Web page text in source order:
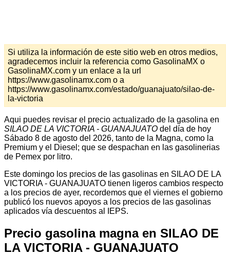
Si utiliza la información de este sitio web en otros medios,
agradecemos incluir la referencia como GasolinaMX o
GasolinaMX.com y un enlace a la url
https://www.gasolinamx.com o a
https://www.gasolinamx.com/estado/guanajuato/silao-de-
la-victoria
Aqui puedes revisar el precio actualizado de la gasolina en
SILAO DE LA VICTORIA - GUANAJUATO del día de hoy
Sábado 8 de agosto del 2026, tanto de la Magna, como la
Premium y el Diesel; que se despachan en las gasolinerias
de Pemex por litro.
Este domingo los precios de las gasolinas en SILAO DE LA
VICTORIA - GUANAJUATO tienen ligeros cambios respecto
a los precios de ayer, recordemos que el viernes el gobierno
publicó los nuevos apoyos a los precios de las gasolinas
aplicados vía descuentos al IEPS.
Precio gasolina magna en SILAO DE
LA VICTORIA - GUANAJUATO